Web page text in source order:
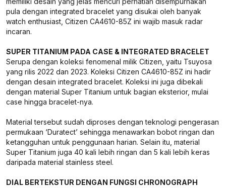
pula dengan integrated bracelet yang disukai oleh banyak
watch enthusiast, Citizen CA4610-85Z ini wajib masuk radar
incaran.
SUPER TITANIUM PADA CASE & INTEGRATED BRACELET
Serupa dengan koleksi fenomenal milik Citizen, yaitu Tsuyosa
yang rilis 2022 dan 2023. Koleksi Citizen CA4610-85Z ini hadir
dengan desain integrated bracelet. Koleksi ini juga dibekali
dengan material Super Titanium untuk bagian eksterior, mulai
case hingga bracelet-nya.
Material tersebut sudah diproses dengan teknologi pengerasan
permukaan ‘Duratect’ sehingga menawarkan bobot ringan dan
ketangguhan untuk penggunaan harian. Selain itu, material
Super Titanium juga 40 kali lebih ringan dan 5 kali lebih keras
daripada material stainless steel.
DIAL BERTEKSTUR DENGAN FUNGSI CHRONOGRAPH